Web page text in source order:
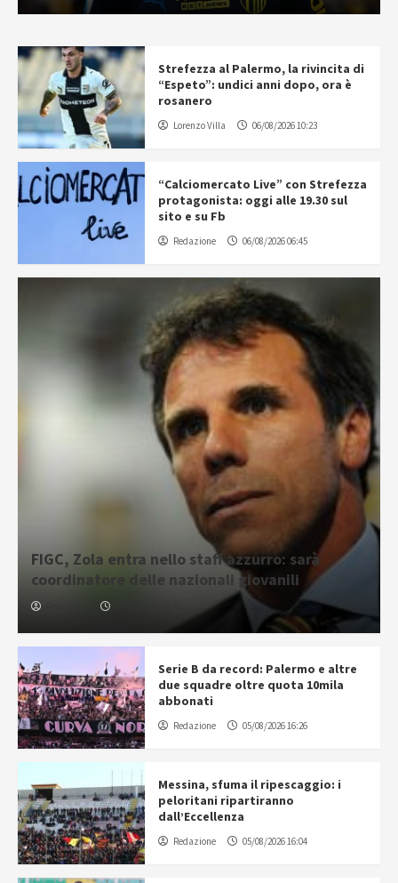
Strefezza al Palermo, la rivincita di
“Espeto”: undici anni dopo, ora è
rosanero
Lorenzo Villa 06/08/2026 10:23
“Calciomercato Live” con Strefezza
protagonista: oggi alle 19.30 sul
sito e su Fb
Redazione 06/08/2026 06:45
FIGC, Zola entra nello staff azzurro: sarà
coordinatore delle nazionali giovanili
Serie B da record: Palermo e altre
due squadre oltre quota 10mila
abbonati
Redazione 05/08/2026 16:26
Messina, sfuma il ripescaggio: i
peloritani ripartiranno
dall’Eccellenza
Redazione 05/08/2026 16:04